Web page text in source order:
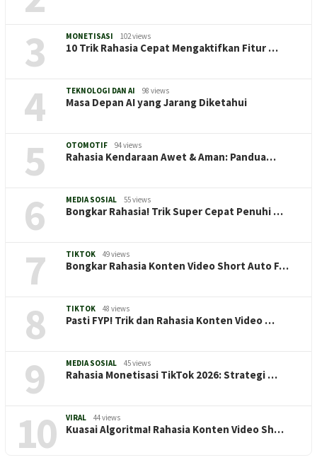
3 MONETISASI 102 views
10 Trik Rahasia Cepat Mengaktifkan Fitur …
4 TEKNOLOGI DAN AI 98 views
Masa Depan AI yang Jarang Diketahui
5 OTOMOTIF 94 views
Rahasia Kendaraan Awet & Aman: Pandua…
6 MEDIA SOSIAL 55 views
Bongkar Rahasia! Trik Super Cepat Penuhi …
7 TIKTOK 49 views
Bongkar Rahasia Konten Video Short Auto F…
8 TIKTOK 48 views
Pasti FYP! Trik dan Rahasia Konten Video …
9 MEDIA SOSIAL 45 views
Rahasia Monetisasi TikTok 2026: Strategi …
10 VIRAL 44 views
Kuasai Algoritma! Rahasia Konten Video Sh…